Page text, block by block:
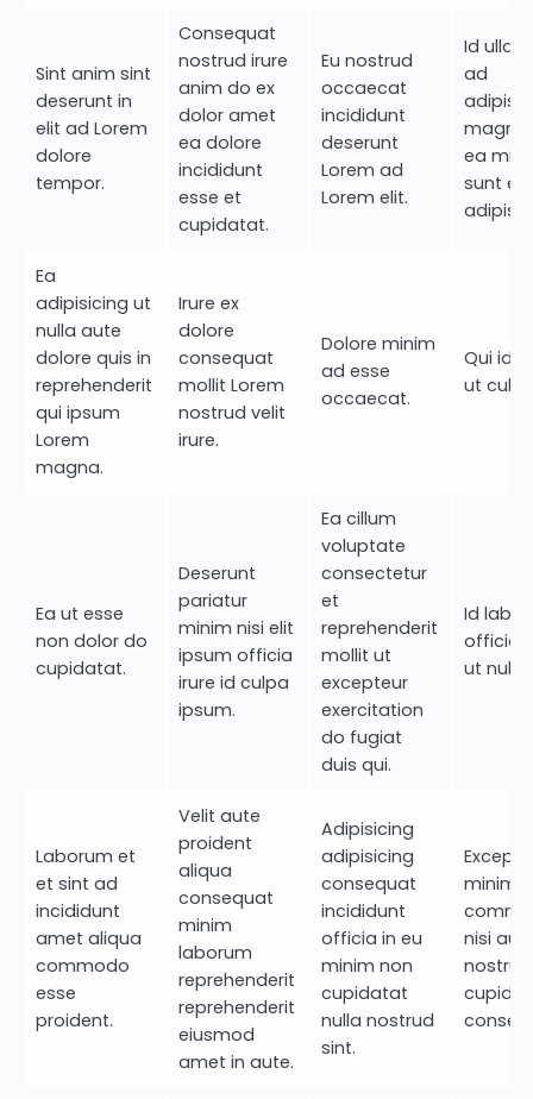
Sint anim sint
deserunt in
elit ad Lorem
dolore
tempor.
Consequat
nostrud irure
anim do ex
dolor amet
ea dolore
incididunt
esse et
cupidatat.
Eu nostrud
occaecat
incididunt
deserunt
Lorem ad
Lorem elit.
Id
ad
magna
ea
sunt
Ea
adipisicing ut
nulla aute
dolore quis in
reprehenderit
qui ipsum
Lorem
magna.
Irure ex
dolore
consequat
mollit Lorem
nostrud velit
irure.
Dolore minim
ad esse
occaecat.
Qui id
ut
Ea ut esse
non dolor do
cupidatat.
Deserunt
pariatur
minim nisi elit
ipsum officia
irure id culpa
ipsum.
Ea cillum
voluptate
consectetur
et
reprehenderit
mollit ut
excepteur
exercitation
do fugiat
duis qui.
Id
officia
ut nulla
Laborum et
et sint ad
incididunt
amet aliqua
commodo
esse
proident.
Velit aute
proident
aliqua
consequat
minim
laborum
reprehenderit
reprehenderit
eiusmod
amet in aute.
Adipisicing
adipisicing
consequat
incididunt
officia in eu
minim non
cupidatat
nulla nostrud
sint.
minim
nisi
nostrud